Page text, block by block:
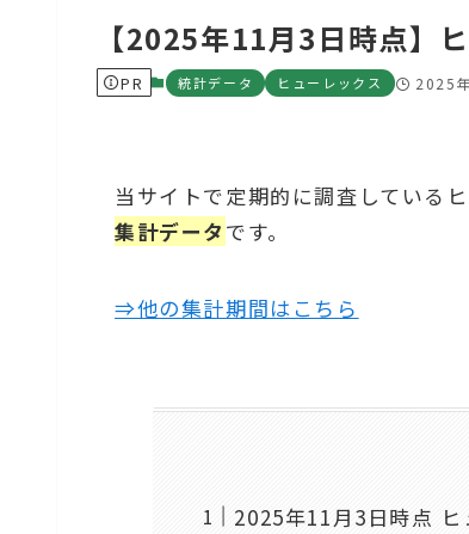
【2025年11月3日時点】
PR 統計データ ヒューレックス 2025
当サイトで定期的に調査しているヒ
集計データ です。
⇒他の集計期間はこちら
2025年11月3日時点